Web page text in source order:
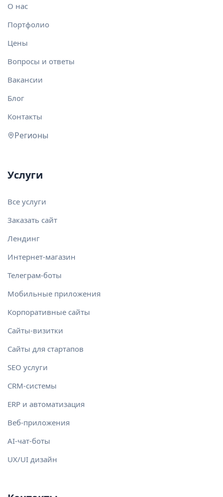
О нас
Портфолио
Цены
Вопросы и ответы
Вакансии
Блог
Контакты
Регионы
Услуги
Все услуги
Заказать сайт
Лендинг
Интернет-магазин
Телеграм-боты
Мобильные приложения
Корпоративные сайты
Сайты-визитки
Сайты для стартапов
SEO услуги
CRM-системы
ERP и автоматизация
Веб-приложения
AI-чат-боты
UX/UI дизайн